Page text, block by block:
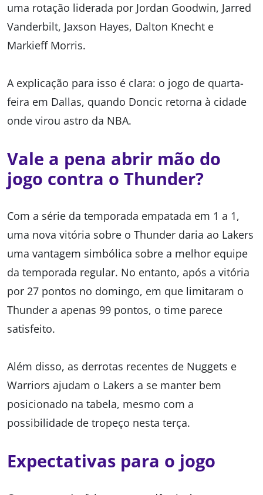
uma rotação liderada por Jordan Goodwin, Jarred
Vanderbilt, Jaxson Hayes, Dalton Knecht e
Markieff Morris.
A explicação para isso é clara: o jogo de quarta-
feira em Dallas, quando Doncic retorna à cidade
onde virou astro da NBA.
Vale a pena abrir mão do
jogo contra o Thunder?
Com a série da temporada empatada em 1 a 1,
uma nova vitória sobre o Thunder daria ao Lakers
uma vantagem simbólica sobre a melhor equipe
da temporada regular. No entanto, após a vitória
por 27 pontos no domingo, em que limitaram o
Thunder a apenas 99 pontos, o time parece
satisfeito.
Além disso, as derrotas recentes de Nuggets e
Warriors ajudam o Lakers a se manter bem
posicionado na tabela, mesmo com a
possibilidade de tropeço nesta terça.
Expectativas para o jogo